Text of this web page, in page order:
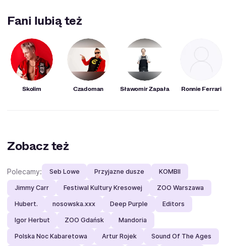
Fani lubią też
Skolim Czadoman Sławomir Zapała Ronnie Ferrari
Zobacz też
Polecamy: Seb Lowe Przyjazne dusze KOMBII
Jimmy Carr Festiwal Kultury Kresowej ZOO Warszawa
Hubert. nosowska.xxx Deep Purple Editors
Igor Herbut ZOO Gdańsk Mandoria
Polska Noc Kabaretowa Artur Rojek Sound Of The Ages